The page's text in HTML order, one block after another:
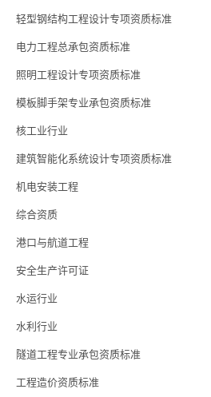
轻型钢结构工程设计专项资质标准
电力工程总承包资质标准
照明工程设计专项资质标准
模板脚手架专业承包资质标准
核工业行业
建筑智能化系统设计专项资质标准
机电安装工程
综合资质
港口与航道工程
安全生产许可证
水运行业
水利行业
隧道工程专业承包资质标准
工程造价资质标准